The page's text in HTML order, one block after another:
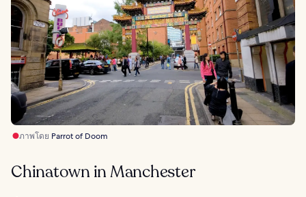
ภาพโดย Parrot of Doom
Chinatown in Manchester